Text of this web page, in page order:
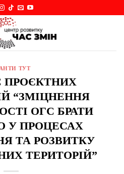
ТУТ
ПРОЄКТНИХ
“ЗМІЦНЕННЯ
ОГС БРАТИ
У ПРОЦЕСАХ
ТА РОЗВИТКУ
ТЕРИТОРІЙ”